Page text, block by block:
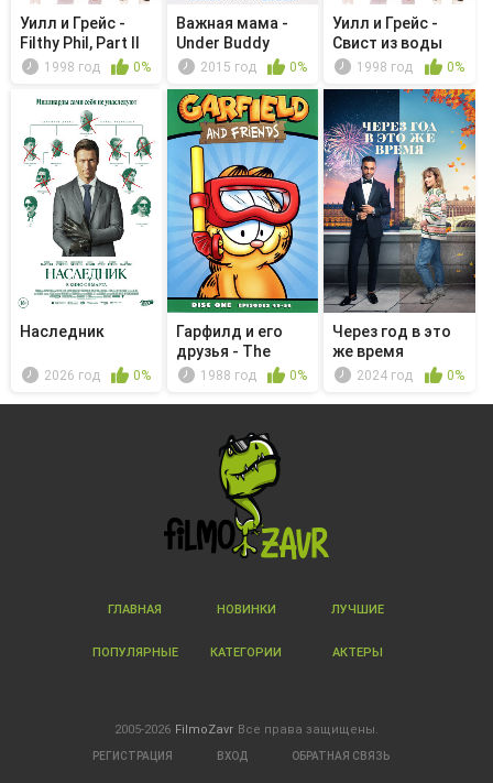
Уилл и Грейс -
Filthy Phil, Part II
1998 год 0%
Важная мама -
Under Buddy
2015 год 0%
Уилл и Грейс -
Свист из воды
1998 год 0%
Наследник
2026 год 0%
Гарфилд и его
друзья - The
Canine Con...
1988 год 0%
Через год в это
же время
2024 год 0%
ГЛАВНАЯ НОВИНКИ ЛУЧШИЕ
ПОПУЛЯРНЫЕ КАТЕГОРИИ АКТЕРЫ
2005-2026 FilmoZavr Все права защищены.
РЕГИСТРАЦИЯ ВХОД ОБРАТНАЯ СВЯЗЬ